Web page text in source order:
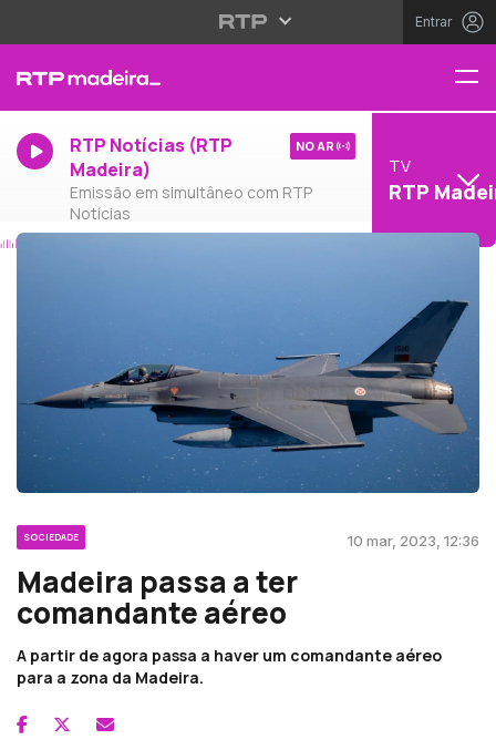
Entrar
RTP Notícias (RTP
Madeira)
Emissão em simultâneo com RTP
Notícias
NO AR
TV
RTP
SOCIEDADE 10 mar, 2023, 12:36
Madeira passa a ter
comandante aéreo
A partir de agora passa a haver um comandante aéreo
para a zona da Madeira.